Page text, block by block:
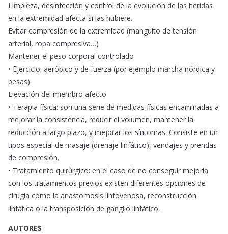
Limpieza, desinfección y control de la evolución de las heridas
en la extremidad afecta si las hubiere.
Evitar compresión de la extremidad (manguito de tensión
arterial, ropa compresiva…)
Mantener el peso corporal controlado
• Ejercicio: aeróbico y de fuerza (por ejemplo marcha nórdica y
pesas)
Elevación del miembro afecto
• Terapia física: son una serie de medidas físicas encaminadas a
mejorar la consistencia, reducir el volumen, mantener la
reducción a largo plazo, y mejorar los síntomas. Consiste en un
tipos especial de masaje (drenaje linfático), vendajes y prendas
de compresión.
• Tratamiento quirúrgico: en el caso de no conseguir mejoría
con los tratamientos previos existen diferentes opciones de
cirugía como la anastomosis linfovenosa, reconstrucción
linfática o la transposición de ganglio linfático.
AUTORES